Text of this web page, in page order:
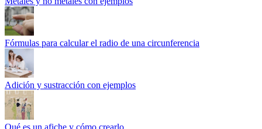
Fórmulas para calcular el radio de una circunferencia
Adición y sustracción con ejemplos
Qué es un afiche y cómo crearlo